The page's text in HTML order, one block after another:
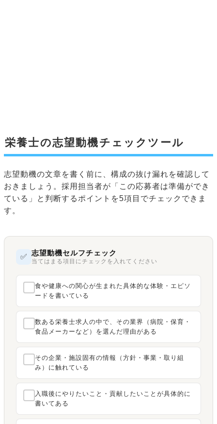
栄養士の志望動機チェックツール
志望動機の文章を書く前に、構成の抜け漏れを確認して
おきましょう。採用担当者が「この応募者は準備ができ
ている」と判断するポイントを5項目でチェックできま
す。
✅ 志望動機セルフチェック
当てはまる項目にチェックを入れてください
食や健康への関心が生まれた具体的な体験・エピソ
ードを書いている
数ある栄養士求人の中で、その業界（病院・保育・
食品メーカーなど）を選んだ理由がある
その企業・施設固有の情報（方針・事業・取り組
み）に触れている
入職後にやりたいこと・貢献したいことが具体的に
書いてある